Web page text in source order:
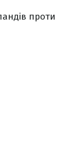
проти